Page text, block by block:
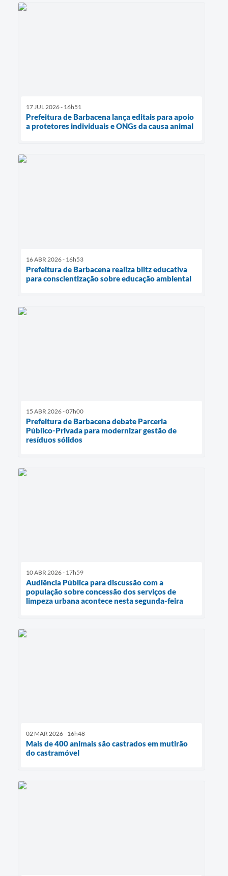
17 JUL 2026 - 16h51
Prefeitura de Barbacena lança editais para apoio
a protetores individuais e ONGs da causa animal
16 ABR 2026 - 16h53
Prefeitura de Barbacena realiza blitz educativa
para conscientização sobre educação ambiental
15 ABR 2026 - 07h00
Prefeitura de Barbacena debate Parceria
Público-Privada para modernizar gestão de
resíduos sólidos
10 ABR 2026 - 17h59
Audiência Pública para discussão com a
população sobre concessão dos serviços de
limpeza urbana acontece nesta segunda-feira
02 MAR 2026 - 16h48
Mais de 400 animais são castrados em mutirão
do castramóvel